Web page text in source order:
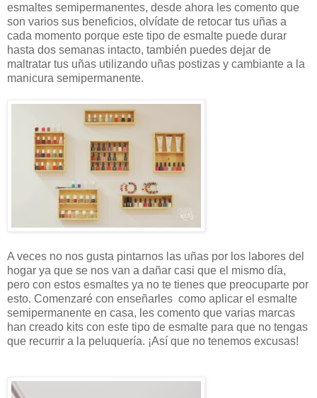
esmaltes semipermanentes, desde ahora les comento que
son varios sus beneficios, olvídate de retocar tus uñas a
cada momento porque este tipo de esmalte puede durar
hasta dos semanas intacto, también puedes dejar de
maltratar tus uñas utilizando uñas postizas y cambiante a la
manicura semipermanente.
A veces no nos gusta pintarnos las uñas por los labores del
hogar ya que se nos van a dañar casi que el mismo día,
pero con estos esmaltes ya no te tienes que preocuparte por
esto. Comenzaré con enseñarles como aplicar el esmalte
semipermanente en casa, les comento que varias marcas
han creado kits con este tipo de esmalte para que no tengas
que recurrir a la peluquería. ¡Así que no tenemos excusas!